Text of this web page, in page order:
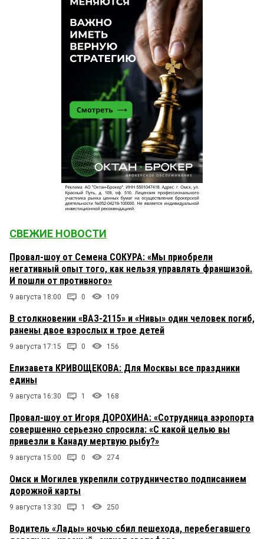
СВЕЖИЕ НОВОСТИ
Провал-шоу от Семена СОКУРА: «Мы приобрели
негативный опыт того, как нельзя управлять франшизой.
И пошли от противного»
9 августа 18:00 0 109
В столкновении «ВАЗ-2115» и «Нивы» один человек погиб,
ранены двое взрослых и трое детей
9 августа 17:15 0 156
Елизавета КРИВОЩЕКОВА: Для Москвы все праздники
едины
9 августа 16:30 1 168
Провал-шоу от Игоря ДОРОХИНА: «Сотрудница аэропорта
совершенно серьезно спросила: «С какой целью вы
привезли в Канаду мертвую рыбу?»
9 августа 15:00 0 274
Омск и Могилев укрепили сотрудничество подписанием
дорожной карты
9 августа 13:30 1 250
Водитель «Лады» ночью сбил пешехода, перебегавшего